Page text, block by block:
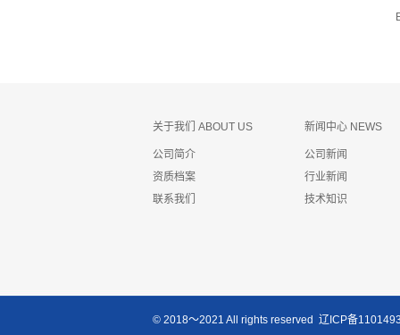
关于我们 ABOUT US
公司简介
资质档案
联系我们
新闻中心 NEWS
公司新闻
行业新闻
技术知识
© 2018～2021 All rights reserved 辽ICP备